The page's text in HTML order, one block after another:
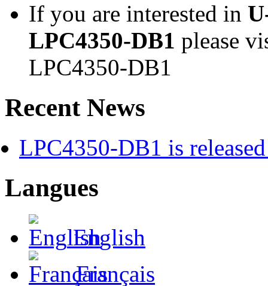
If you are interested in
LPC4350-DB1 please
LPC4350-DB1
Recent News
LPC4350-DB1 is
Langues
English
Français